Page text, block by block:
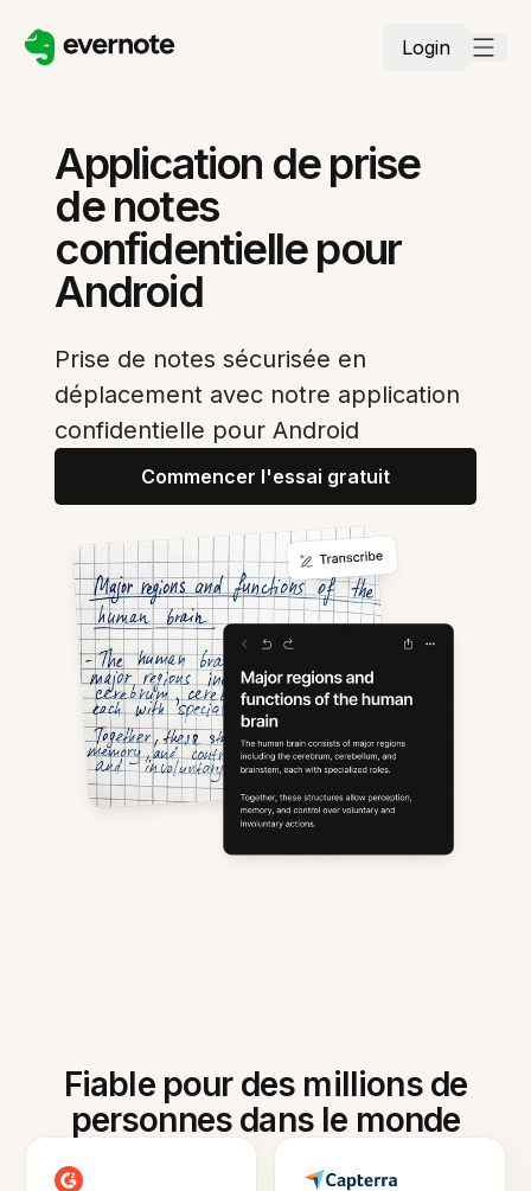
Login
Application de prise
de notes
confidentielle pour
Android
Prise de notes sécurisée en
déplacement avec notre application
confidentielle pour Android
Commencer l'essai gratuit
Fiable pour des millions de
personnes dans le monde